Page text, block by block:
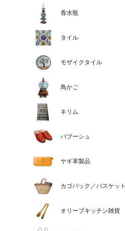
香水瓶
タイル
モザイクタイル
鳥かご
キリム
バブーシュ
ヤギ革製品
カゴバック／バスケット
オリーブキッチン雑貨